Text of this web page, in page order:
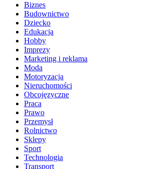
Biznes
Budownictwo
Dziecko
Edukacja
Hobby
Imprezy
Marketing i reklama
Moda
Motoryzacja
Nieruchomości
Obcojęzyczne
Praca
Prawo
Przemysł
Rolnictwo
Sklepy
Sport
Technologia
Transport